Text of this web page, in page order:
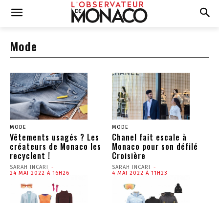
Mode
MODE
Vêtements usagés ? Les
créateurs de Monaco les
recyclent !
SARAH INCARI
-
24 MAI 2022 À 16H26
MODE
Chanel fait escale à
Monaco pour son défilé
Croisière
SARAH INCARI
-
4 MAI 2022 À 11H23